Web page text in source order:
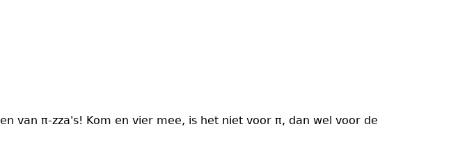
van π-zza's! Kom en vier mee, is het niet voor π, dan wel voor de